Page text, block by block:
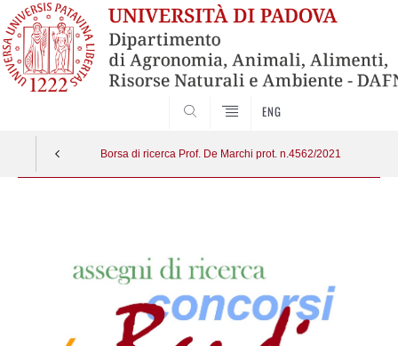
ENG
Borsa di ricerca Prof. De Marchi prot. n.4562/2021